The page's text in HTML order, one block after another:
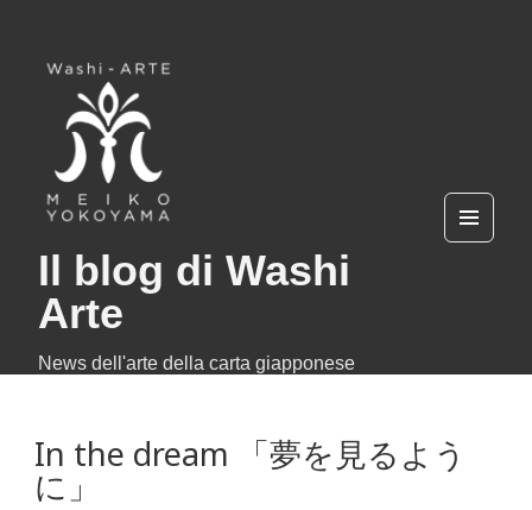
Il blog di Washi
Arte
News dell'arte della carta giapponese
MEN
In the dream 「夢を見るよう
に」